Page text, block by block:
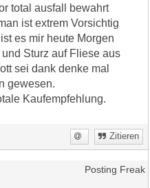
total ausfall bewahrt
ist extrem Vorsichtig
es mir heute Morgen
Sturz auf Fliese aus
sei dank denke mal
gewesen.
Kaufempfehlung.
Zitieren
Posting Freak